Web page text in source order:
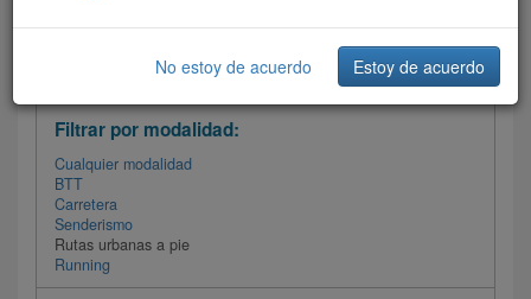
Filtrar las rutas
Filtrar por modalidad:
Cualquier modalidad
BTT
Carretera
Senderismo
Rutas urbanas a pie
Running
No estoy de acuerdo Estoy de acuerdo